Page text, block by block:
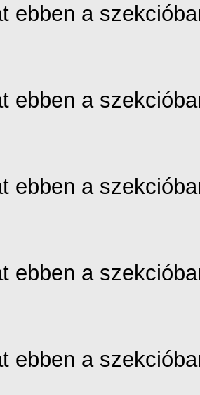
ebben a
ebben a
ebben a
ebben a
ebben a